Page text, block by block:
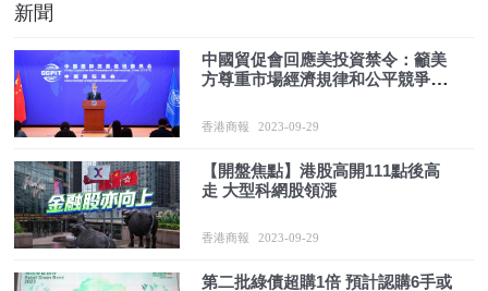
新聞
中國貿促會回應美投資禁令：籲美
方尊重市場經濟規律和公平競爭原
香港商報 2023-09-29
【開盤焦點】港股高開111點後高
走 大型科網股領漲
香港商報 2023-09-29
第二批綠債超購1倍 預計認購6手或